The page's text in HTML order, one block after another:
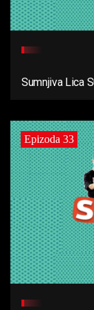
Sumnjiva Lica
Epizoda 33